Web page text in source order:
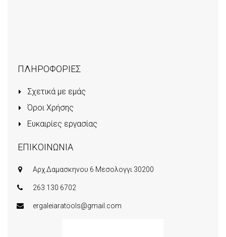
ΠΛΗΡΟΦΟΡΙΕΣ
Σχετικά με εμάς
Όροι Χρήσης
Ευκαιρίες εργασίας
ΕΠΙΚΟΙΝΩΝΙΑ
Αρχ.Δαμασκηνου 6 Μεσολογγι 30200
263 130 6702
ergaleiaratools@gmail.com